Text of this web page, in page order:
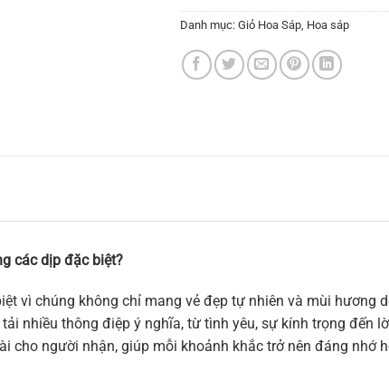
Danh mục: Giỏ Hoa Sáp Hoa sáp
các dịp đặc biệt?
vì chúng không chỉ mang vẻ đẹp tự nhiên và mùi hương
nhiều thông điệp ý nghĩa, từ tình yêu, sự kính trọng đến
cho người nhận, giúp mỗi khoảnh khắc trở nên đáng nhớ